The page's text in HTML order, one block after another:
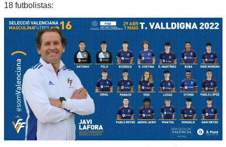
18 futbolistas: